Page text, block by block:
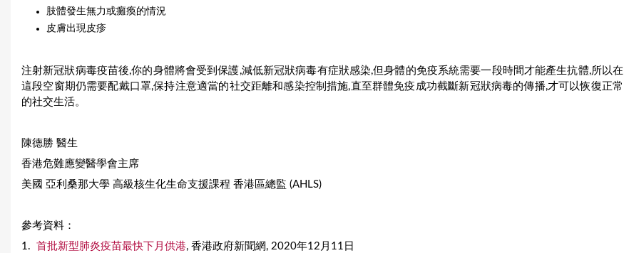
肢體發生無力或癱瘓的情況
皮膚出現皮疹
注射新冠狀病毒疫苗後,你的身體將會受到保護,減低新冠狀病毒有症狀感染,但身體的免疫系統需要一段時間才能產生抗體,所以在
這段空窗期仍需要配戴口罩,保持注意適當的社交距離和感染控制措施,直至群體免疫成功截斷新冠狀病毒的傳播,才可以恢復正常
的社交生活。
陳德勝 醫生
香港危難應變醫學會主席
美國 亞利桑那大學 高級核生化生命支援課程 香港區總監 (AHLS)
參考資料：
1. 首批新型肺炎疫苗最快下月供港, 香港政府新聞網, 2020年12月11日